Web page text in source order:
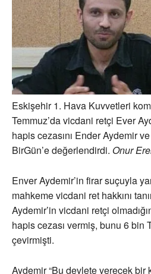
Eskişehir 1. Hava Kuvvetleri
Temmuz’da vicdani retçi Ever
hapis cezasını Ender Aydemir
BirGün’e değerlendirdi. Onur
Enver Aydemir’in firar suçuyla
mahkeme vicdani ret hakkını
Aydemir’in vicdani retçi
hapis cezası vermiş, bunu 6 bin
çevirmişti.
Aydemir “Bu devlete verecek bir